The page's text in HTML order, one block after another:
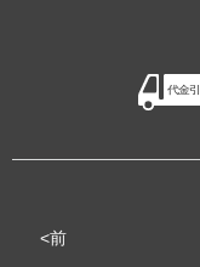
<前